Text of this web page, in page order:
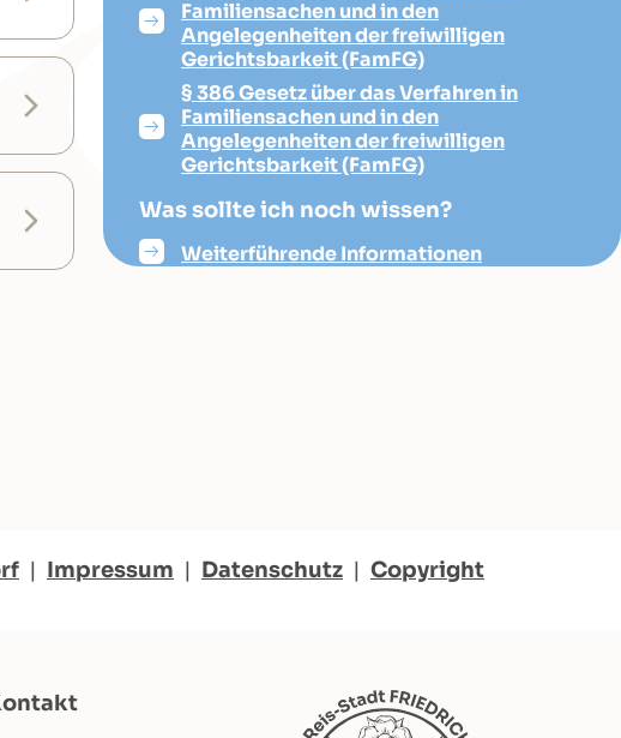
Familiensachen und in den
Angelegenheiten der freiwilligen
Gerichtsbarkeit (FamFG)
§ 386 Gesetz über das Verfahren in
Familiensachen und in den
Angelegenheiten der freiwilligen
Gerichtsbarkeit (FamFG)
Was sollte ich noch wissen?
Weiterführende Informationen
| Impressum | Datenschutz | Copyright